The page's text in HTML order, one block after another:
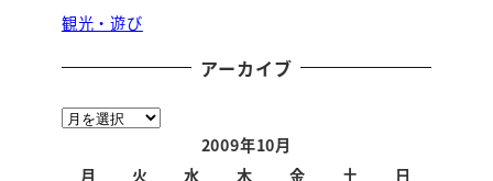
観光・遊び
アーカイブ
ア
2009年10月
月
火 水 木 金 土
日